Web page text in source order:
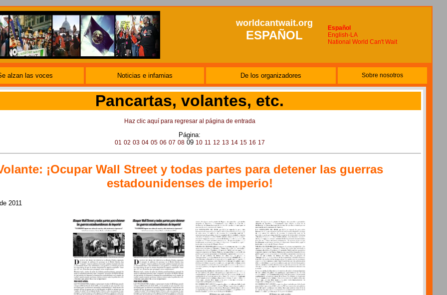
worldcantwait.org
ESPAÑOL
Español
English-LA
National World Can't Wait
alzan las voces Noticias e infamias De los organizadores Sobre nosotros
Pancartas, volantes, etc.
Haz clic aquí para regresar al página de entrada
Página:
01 02 03 04 05 06 07 0809 10 11 12 13 14 15 16 17
¡Ocupar Wall Street y todas partes para detener las guerras
estadounidenses de imperio!
2011